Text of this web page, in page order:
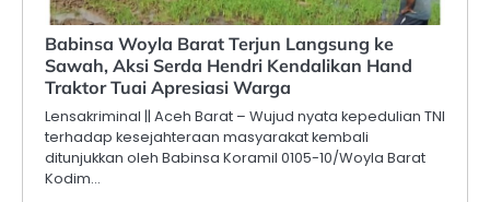
‎Babinsa Woyla Barat Terjun Langsung ke
Sawah, Aksi Serda Hendri Kendalikan Hand
Traktor Tuai Apresiasi Warga
Lensakriminal || Aceh Barat – Wujud nyata kepedulian TNI
terhadap kesejahteraan masyarakat kembali
ditunjukkan oleh Babinsa Koramil 0105-10/Woyla Barat
Kodim…